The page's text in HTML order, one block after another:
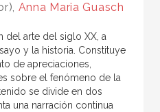
Anna Maria Guasch
del arte del siglo XX, a
y la historia. Constituye
de apreciaciones,
sobre el fenómeno de la
se divide en dos
una narración continua